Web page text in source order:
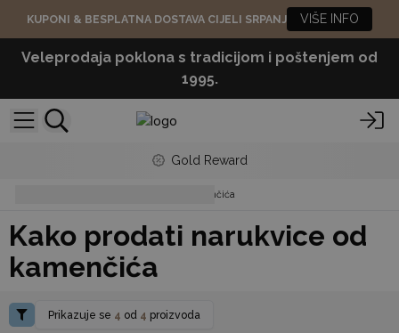
KUPONI & BESPLATNA DOSTAVA CIJELI SRPANJ VIŠE INFO
Veleprodaja poklona s tradicijom i poštenjem od
1995.
Gold Reward
Kako prodati narukvice od kamenčića
Kako prodati narukvice od
kamenčića
Prikazuje se 4 od 4 proizvoda